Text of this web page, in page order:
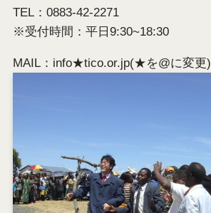
TEL：0883-42-2271
※受付時間：平日9:30~18:30
MAIL：info★tico.or.jp(★を@に変更)